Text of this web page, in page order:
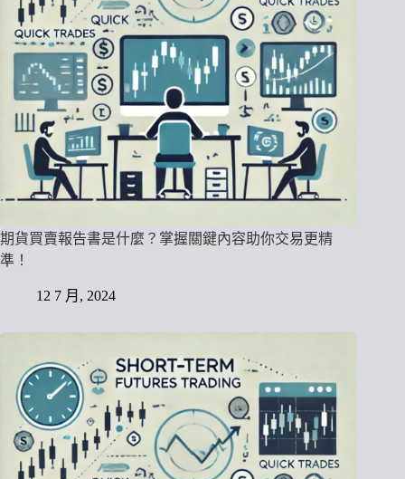
期貨買賣報告書是什麼？掌握關鍵內容助你交易更精
準！
12 7 月, 2024